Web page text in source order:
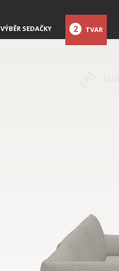
VÝBĚR SEDAČKY
2 TVAR